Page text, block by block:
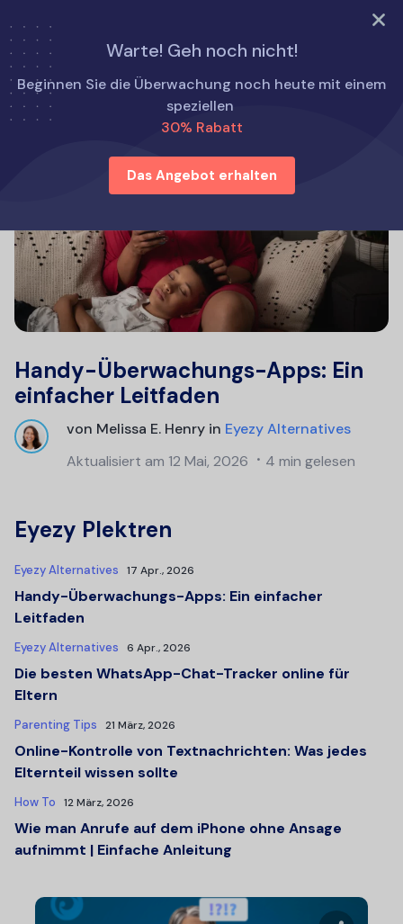
TRY NOW
Warte! Geh noch nicht!
Beginnen Sie die Überwachung noch heute mit einem
speziellen
30% Rabatt
Das Angebot erhalten
Handy-Überwachungs-Apps: Ein
einfacher Leitfaden
von Melissa E. Henry in Eyezy Alternatives
Aktualisiert am 12 Mai, 2026 4 min gelesen
Eyezy Plektren
Eyezy Alternatives 17 Apr., 2026
Handy-Überwachungs-Apps: Ein einfacher
Leitfaden
Eyezy Alternatives 6 Apr., 2026
Die besten WhatsApp-Chat-Tracker online für
Eltern
Parenting Tips 21 März, 2026
Online-Kontrolle von Textnachrichten: Was jedes
Elternteil wissen sollte
How To 12 März, 2026
Wie man Anrufe auf dem iPhone ohne Ansage
aufnimmt | Einfache Anleitung